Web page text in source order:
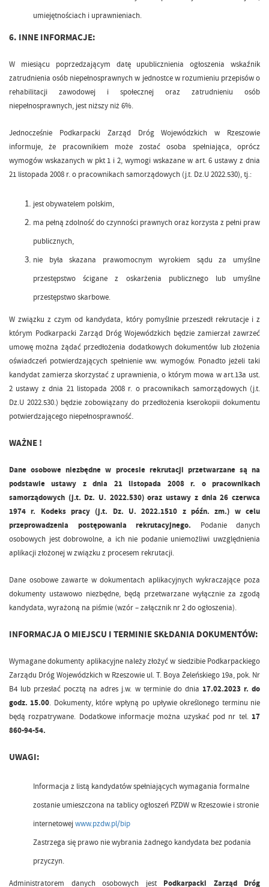
umiejętnościach i uprawnieniach.
6. INNE INFORMACJE:
W miesiącu poprzedzającym datę upublicznienia ogłoszenia wskaźnik
zatrudnienia osób niepełnosprawnych w jednostce w rozumieniu przepisów o
rehabilitacji zawodowej i społecznej oraz zatrudnieniu osób
niepełnosprawnych, jest niższy niż 6%.
Jednocześnie Podkarpacki Zarząd Dróg Wojewódzkich w Rzeszowie
informuje, że pracownikiem może zostać osoba spełniająca, oprócz
wymogów wskazanych w pkt 1 i 2, wymogi wskazane w art. 6 ustawy z dnia
21 listopada 2008 r. o pracownikach samorządowych (j.t. Dz.U 2022.530), tj.:
jest obywatelem polskim,
ma pełną zdolność do czynności prawnych oraz korzysta z pełni praw
publicznych,
nie była skazana prawomocnym wyrokiem sądu za umyślne
przestępstwo ścigane z oskarżenia publicznego lub umyślne
przestępstwo skarbowe.
W związku z czym od kandydata, który pomyślnie przeszedł rekrutacje i z
którym Podkarpacki Zarząd Dróg Wojewódzkich będzie zamierzał zawrzeć
umowę można żądać przedłożenia dodatkowych dokumentów lub złożenia
oświadczeń potwierdzających spełnienie ww. wymogów. Ponadto jeżeli taki
kandydat zamierza skorzystać z uprawnienia, o którym mowa w art.13a ust.
2 ustawy z dnia 21 listopada 2008 r. o pracownikach samorządowych (j.t.
Dz.U 2022.530.) będzie zobowiązany do przedłożenia kserokopii dokumentu
potwierdzającego niepełnosprawność.
WAŻNE !
Dane osobowe niezbędne w procesie rekrutacji przetwarzane są na
podstawie ustawy z dnia 21 listopada 2008 r. o pracownikach
samorządowych (j.t. Dz. U. 2022.530) oraz ustawy z dnia 26 czerwca
1974 r. Kodeks pracy (j.t. Dz. U. 2022.1510 z późn. zm.) w celu
przeprowadzenia postępowania rekrutacyjnego. Podanie danych
osobowych jest dobrowolne, a ich nie podanie uniemożliwi uwzględnienia
aplikacji złożonej w związku z procesem rekrutacji.
Dane osobowe zawarte w dokumentach aplikacyjnych wykraczające poza
dokumenty ustawowo niezbędne, będą przetwarzane wyłącznie za zgodą
kandydata, wyrażoną na piśmie (wzór – załącznik nr 2 do ogłoszenia).
INFORMACJA O MIEJSCU I TERMINIE SKŁDANIA DOKUMENTÓW:
Wymagane dokumenty aplikacyjne należy złożyć w siedzibie Podkarpackiego
Zarządu Dróg Wojewódzkich w Rzeszowie ul. T. Boya Żeleńskiego 19a, pok. Nr
B4 lub przesłać pocztą na adres j.w. w terminie do dnia 17.02.2023 r. do
godz. 15.00. Dokumenty, które wpłyną po upływie określonego terminu nie
będą rozpatrywane. Dodatkowe informacje można uzyskać pod nr tel. 17
860-94-54.
UWAGI:
Informacja z listą kandydatów spełniających wymagania formalne
zostanie umieszczona na tablicy ogłoszeń PZDW w Rzeszowie i stronie
internetowejwww.pzdw.pl/bip
Zastrzega się prawo nie wybrania żadnego kandydata bez podania
przyczyn.
Administratorem danych osobowych jest Podkarpacki Zarząd Dróg